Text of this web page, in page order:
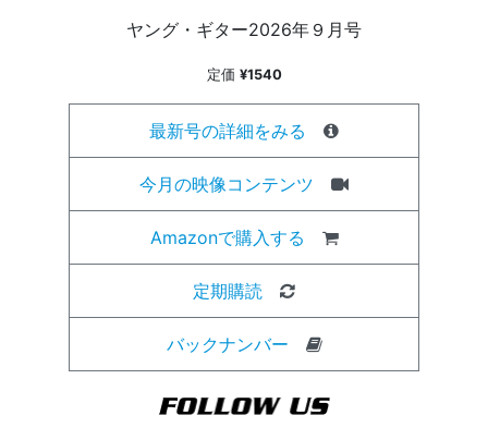
ヤング・ギター2026年９月号
定価 ¥1540
最新号の詳細をみる
今月の映像コンテンツ
Amazonで購入する
定期購読
バックナンバー